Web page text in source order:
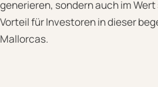
generieren, sondern auch im
Vorteil für Investoren in dieser
Mallorcas.